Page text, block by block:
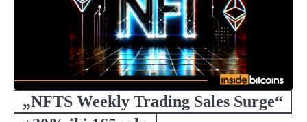
„NFTS Weekly Trading Sales Surge“